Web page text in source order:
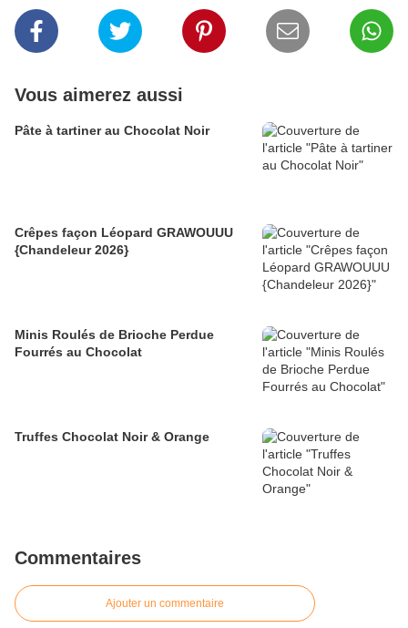
Vous aimerez aussi
Pâte à tartiner au Chocolat Noir
Crêpes façon Léopard GRAWOUUU
{Chandeleur 2026}
Minis Roulés de Brioche Perdue
Fourrés au Chocolat
Truffes Chocolat Noir & Orange
Commentaires
Ajouter un commentaire